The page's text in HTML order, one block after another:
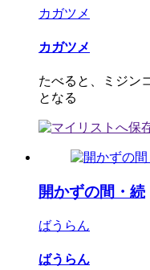
カガツメ
カガツメ
たべると、ミジン
となる
開かずの間・続
ばうらん
ばうらん